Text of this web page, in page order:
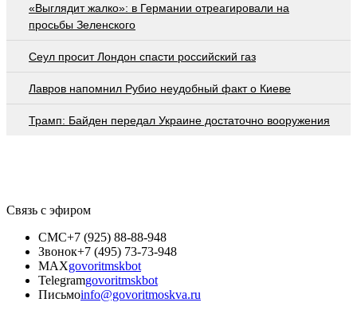
«Выглядит жалко»: в Германии отреагировали на
просьбы Зеленского
Сеул просит Лондон спасти российский газ
Лавров напомнил Рубио неудобный факт о Киеве
Трамп: Байден передал Украине достаточно вооружения
Связь с эфиром
СМС+7 (925) 88-88-948
Звонок+7 (495) 73-73-948
MAXgovoritmskbot
Telegramgovoritmskbot
Письмоinfo@govoritmoskva.ru